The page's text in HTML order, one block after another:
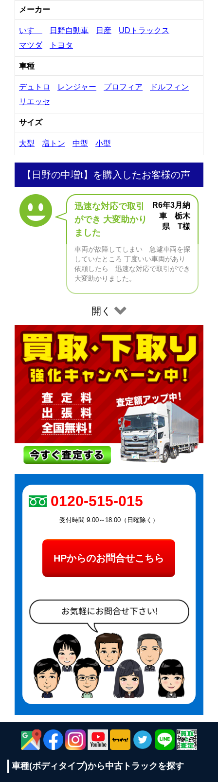
メーカー
いすゞ 日野自動車 日産
UDトラックス
マツダ
トヨタ
車種
デュトロ レンジャー プロフィア
ドルフィン
リエッセ
サイズ
大型 増トン 中型 小型
【日野の中増t】を購入したお客様の声
迅速な対応で取引
ができ 大変助かり
ました
R6年3月納
車 栃木
県 T様
車両が故障してしまい 急遽車両を探
していたところ 丁度いい車両があり
依頼したら 迅速な対応で取引ができ
大変助かりました。
開く
0120-515-015
受付時間 9:00～18:00（日曜除く）
HPからのお問合せこちら
車種(ボディタイプ)から中古トラックを探す